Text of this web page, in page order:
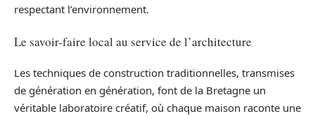
respectant l’environnement.
Le savoir-faire local au service de l’architecture
Les techniques de construction traditionnelles, transmises
de génération en génération, font de la Bretagne un
véritable laboratoire créatif, où chaque maison raconte une